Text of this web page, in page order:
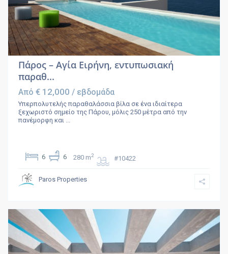
Πάρος – Αγία Ειρήνη, εντυπωσιακή
παραθ...
Από € 12,000/ εβδομάδα
Υπερπολυτελής παραθαλάσσια βίλα σε ένα ιδιαίτερα
ξεχωριστό σημείο της Πάρου, μόλις 250 μέτρα από την
πανέμορφη και ...
6 6 280 m2 #10422
Paros Properties